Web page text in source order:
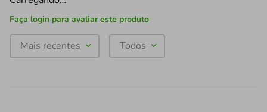
Faça login para avaliar este produto
Mais recentes Todos